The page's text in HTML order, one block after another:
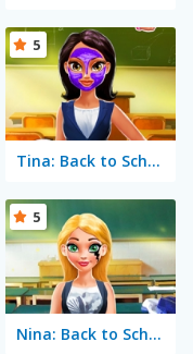
Tina: Back to School
5
Nina: Back to School
5